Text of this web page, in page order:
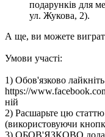
подарунків для
ул. Жукова, 2).
А ще, ви можете
Умови участі:
1) Обов'язково
https://
ній
2) Расшарьте цю статтю
(використовуючи
3) ОБОВ'ЯЗКОВО